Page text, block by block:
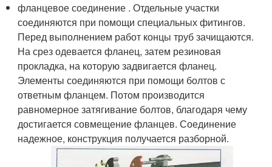
фланцевое соединение . Отдельные участки
соединяются при помощи специальных фитингов.
Перед выполнением работ концы труб зачищаются.
На срез одевается фланец, затем резиновая
прокладка, на которую задвигается фланец.
Элементы соединяются при помощи болтов с
ответным фланцем. Потом производится
равномерное затягивание болтов, благодаря чему
достигается совмещение фланцев. Соединение
надежное, конструкция получается разборной.